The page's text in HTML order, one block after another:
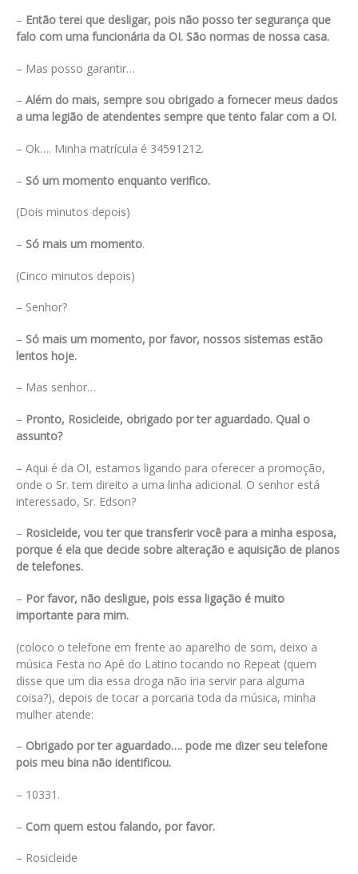
– Então terei que desligar, pois não posso ter segurança que
falo com uma funcionária da OI. São normas de nossa casa.
– Mas posso garantir…
– Além do mais, sempre sou obrigado a fornecer meus dados
a uma legião de atendentes sempre que tento falar com a OI.
– Ok…. Minha matrícula é 34591212.
– Só um momento enquanto verifico.
(Dois minutos depois)
– Só mais um momento.
(Cinco minutos depois)
– Senhor?
– Só mais um momento, por favor, nossos sistemas estão
lentos hoje.
– Mas senhor…
– Pronto, Rosicleide, obrigado por ter aguardado. Qual o
assunto?
– Aqui é da OI, estamos ligando para oferecer a promoção,
onde o Sr. tem direito a uma linha adicional. O senhor está
interessado, Sr. Edson?
– Rosicleide, vou ter que transferir você para a minha esposa,
porque é ela que decide sobre alteração e aquisição de planos
de telefones.
– Por favor, não desligue, pois essa ligação é muito
importante para mim.
(coloco o telefone em frente ao aparelho de som, deixo a
música Festa no Apê do Latino tocando no Repeat (quem
disse que um dia essa droga não iria servir para alguma
coisa?), depois de tocar a porcaria toda da música, minha
mulher atende:
– Obrigado por ter aguardado…. pode me dizer seu telefone
pois meu bina não identificou.
– 10331.
– Com quem estou falando, por favor.
– Rosicleide